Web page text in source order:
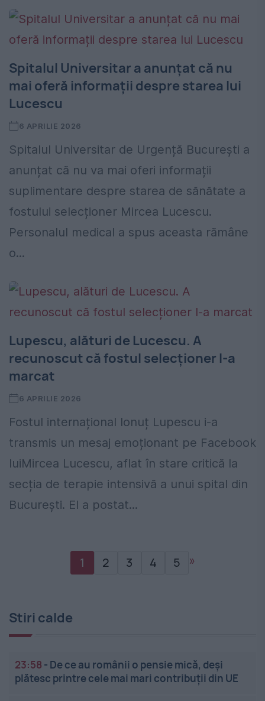
Spitalul Universitar a anunțat că nu
mai oferă informații despre starea lui
Lucescu
6 APRILIE 2026
Spitalul Universitar de Urgență București a
anunțat că nu va mai oferi informații
suplimentare despre starea de sănătate a
fostului selecționer Mircea Lucescu.
Personalul medical a spus aceasta rămâne
o...
Lupescu, alături de Lucescu. A
recunoscut că fostul selecționer l-a
marcat
6 APRILIE 2026
Fostul internațional Ionuț Lupescu i-a
transmis un mesaj emoționant pe Facebook
luiMircea Lucescu, aflat în stare critică la
secția de terapie intensivă a unui spital din
București. El a postat...
1 2 3 4 5 »
Stiri calde
23:58 - De ce au românii o pensie mică, deși
plătesc printre cele mai mari contribuții din UE